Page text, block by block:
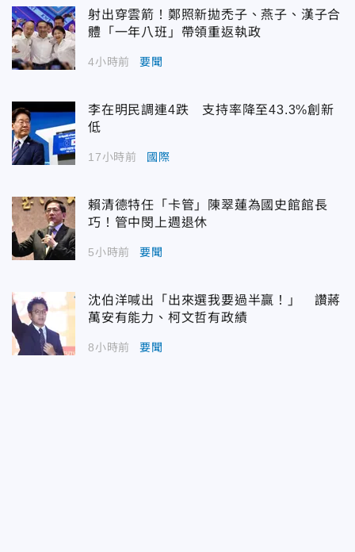
射出穿雲箭！鄭照新拋禿子、燕子、漢子合
體「一年八班」帶領重返執政
4小時前 要聞
李在明民調連4跌 支持率降至43.3%創新
低
17小時前 國際
賴清德特任「卡管」陳翠蓮為國史館館長
巧！管中閔上週退休
5小時前 要聞
沈伯洋喊出「出來選我要過半贏！」 讚蔣
萬安有能力、柯文哲有政績
8小時前 要聞